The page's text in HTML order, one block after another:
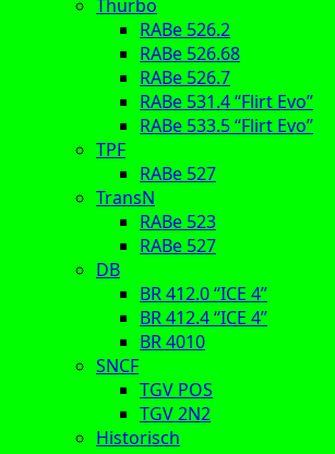
Thurbo
RABe 526.2
RABe 526.68
RABe 526.7
RABe 531.4 “Flirt Evo”
RABe 533.5 “Flirt Evo”
TPF
RABe 527
TransN
RABe 523
RABe 527
DB
BR 412.0 “ICE 4”
BR 412.4 “ICE 4”
BR 4010
SNCF
TGV POS
TGV 2N2
Historisch